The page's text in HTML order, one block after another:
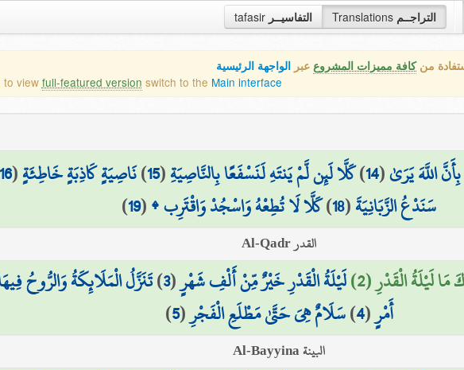
tafasir التفاسيــر Translations التراجــم
منكافة مميزات المشروع عبر الواجهة الرئيسية
to view full-featured version switch to the Main interface
اللَّهَ يَرَىٰ(
14
)كَلَّا لَئِن لَّمْ يَنتَهِ لَنَسْفَعًا بِالنَّاصِيَةِ(
15
)نَاصِيَةٍ كَاذِبَةٍ خَاطِئَةٍ(
سَنَدْعُ الزَّبَانِيَةَ(
18
)كَلَّا لَا تُطِعْهُ وَاسْجُدْ وَاقْتَرِب ۩(
19
)
القدر Al-Qadr
مَا لَيْلَةُ الْقَدْرِ (2) لَيْلَةُ الْقَدْرِ خَيْرٌ مِّنْ أَلْفِ شَهْرٍ(
3
)تَنَزَّلُ الْمَلَائِكَةُ وَالرُّوحُ
أَمْرٍ(
4
)سَلَامٌ هِيَ حَتَّىٰ مَطْلَعِ الْفَجْرِ(
5
)
البينة Al-Bayyina